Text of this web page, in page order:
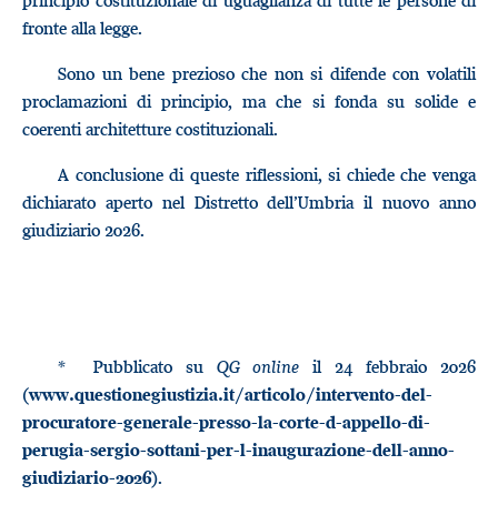
fronte alla legge.
Sono un bene prezioso che non si difende con volatili
proclamazioni di principio, ma che si fonda su solide e
coerenti architetture costituzionali.
A conclusione di queste riflessioni, si chiede che venga
dichiarato aperto nel Distretto dell’Umbria il nuovo anno
giudiziario 2026.
* Pubblicato su QG online il 24 febbraio 2026
(www.questionegiustizia.it/articolo/intervento-del-
procuratore-generale-presso-la-corte-d-appello-di-
perugia-sergio-sottani-per-l-inaugurazione-dell-anno-
giudiziario-2026).